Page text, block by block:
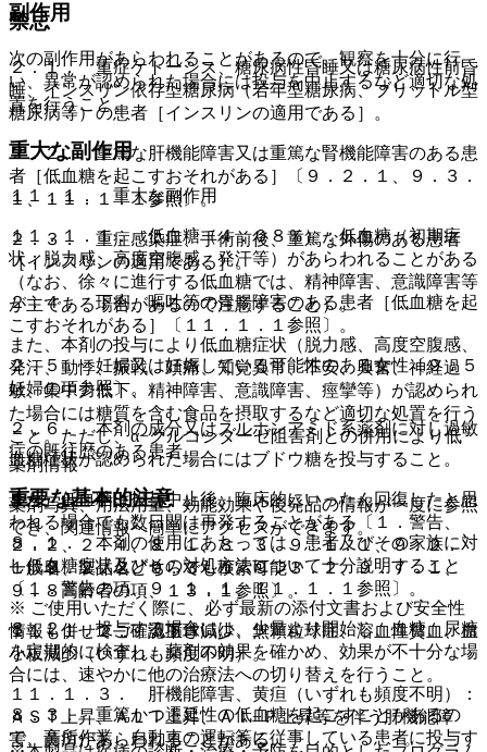
禁忌
２．１． 重症ケトーシス、糖尿病性昏睡又は糖尿病性前昏
睡、インスリン依存型糖尿病（若年型糖尿病、ブリットル型
糖尿病等）の患者［インスリンの適用である］。
２．２． 重篤な肝機能障害又は重篤な腎機能障害のある患
者［低血糖を起こすおそれがある］〔９．２．１、９．３．
１、１１．１．１参照〕。
２．３． 重症感染症、手術前後、重篤な外傷のある患者
［インスリンの適用である］。
２．４． 下痢、嘔吐等の胃腸障害のある患者［低血糖を起
こすおそれがある］〔１１．１．１参照〕。
２．５． 妊婦又は妊娠している可能性のある女性〔９．５
妊婦の項参照〕。
２．６． 本剤の成分又はスルホンアミド系薬剤に対し過敏
症の既往歴のある患者。
重要な基本的注意
８．１． 本剤の使用にあたっては、患者及びその家族に対
し低血糖症状及びその対処方法について十分説明すること
〔１．警告の項、９．１．１、１１．１．１参照〕。
８．２． 投与する場合には、少量より開始し、血糖、尿糖
を定期的に検査し、薬剤の効果を確かめ、効果が不十分な場
合には、速やかに他の治療法への切り替えを行うこと。
８．３． 重篤かつ遷延性の低血糖を起こすことがあるの
で、高所作業、自動車の運転等に従事している患者に投与す
副作用
次の副作用があらわれることがあるので、観察を十分に行
い、異常が認められた場合には投与を中止するなど適切な処
置を行うこと。
重大な副作用
１１．１． 重大な副作用
１１．１．１． 低血糖（４．０８％）：低血糖（初期症
状：脱力感、高度空腹感、発汗等）があらわれることがある
（なお、徐々に進行する低血糖では、精神障害、意識障害等
が主である場合があるので注意すること）。
また、本剤の投与により低血糖症状（脱力感、高度空腹感、
発汗、動悸、振戦、頭痛、知覚異常、不安、興奮、神経過
敏、集中力低下、精神障害、意識障害、痙攣等）が認められ
た場合には糖質を含む食品を摂取するなど適切な処置を行う
こと。ただし、α−グルコシダーゼ阻害剤との併用により低
血糖症状が認められた場合にはブドウ糖を投与すること。
また、低血糖は投与中止後、臨床的にいったん回復したと思
われる場合でも数日間は再発することがある〔１．警告、
２．２、２．４、８．１、８．３、９．１．１、９．２．
１、９．２．２、９．３．１、９．３．２、９．７．１、
９．８高齢者の項、１３．１参照〕。
１１．１．２． 汎血球減少、無顆粒球症、溶血性貧血、血
小板減少（いずれも頻度不明）。
１１．１．３． 肝機能障害、黄疸（いずれも頻度不明）：
ＡＳＴ上昇、ＡＬＴ上昇、Ａｌ−Ｐ上昇等を伴う肝機能障
害、黄疸があらわれることがある。
薬剤情報
薬剤写真、用法用量、効能効果や後発品の情報が一度に参照
でき、関連情報へ簡単にアクセスができます。
一般名、製品名どちらでも検索可能！
※ ご使用いただく際に、必ず最新の添付文書および安全性
情報も併せてご確認下さい。